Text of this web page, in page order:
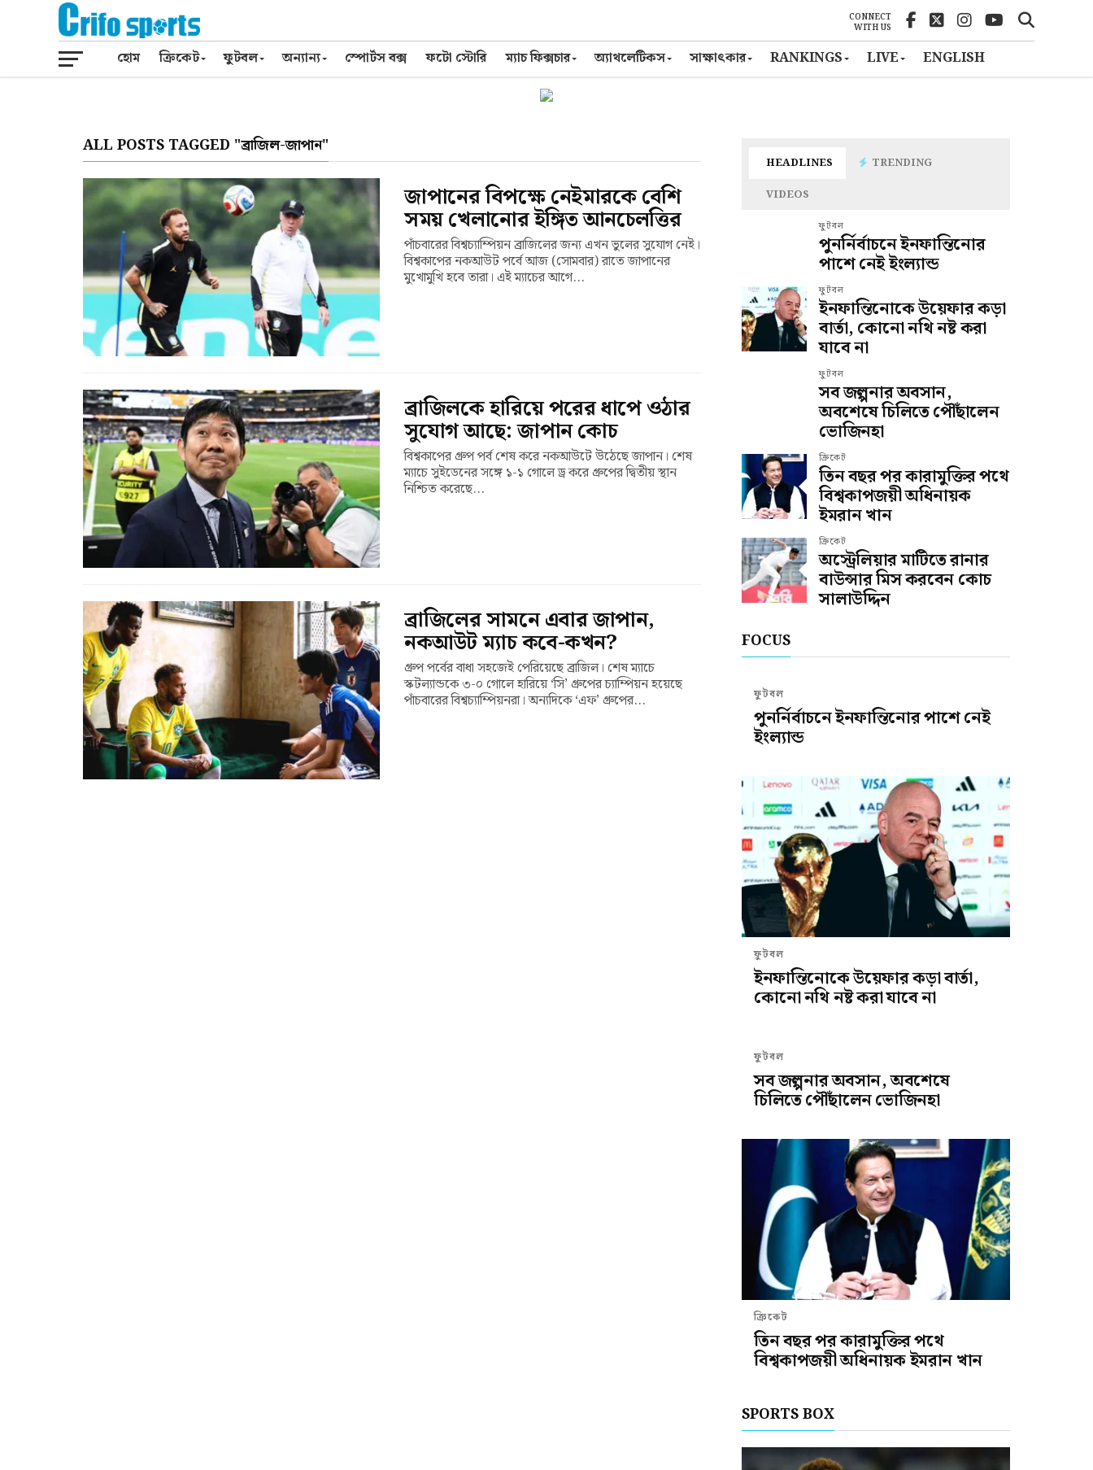
CONNECT
WITH US
হোম ক্রিকেট ফুটবল অন্যান্য স্পোর্টস বক্স ফটো স্টোরি ম্যাচ ফিক্সচার অ্যাথলেটিকস সাক্ষাৎকার RANKINGS LIVE ENGLISH
ALL POSTS TAGGED "ব্রাজিল-জাপান"
জাপানের বিপক্ষে নেইমারকে বেশি
সময় খেলানোর ইঙ্গিত আনচেলত্তির
পাঁচবারের বিশ্বচ্যাম্পিয়ন ব্রাজিলের জন্য এখন ভুলের সুযোগ নেই।
বিশ্বকাপের নকআউট পর্বে আজ (সোমবার) রাতে জাপানের
মুখোমুখি হবে তারা। এই ম্যাচের আগে...
ব্রাজিলকে হারিয়ে পরের ধাপে ওঠার
সুযোগ আছে: জাপান কোচ
বিশ্বকাপের গ্রুপ পর্ব শেষ করে নকআউটে উঠেছে জাপান। শেষ
ম্যাচে সুইডেনের সঙ্গে ১-১ গোলে ড্র করে গ্রুপের দ্বিতীয় স্থান
নিশ্চিত করেছে...
ব্রাজিলের সামনে এবার জাপান,
নকআউট ম্যাচ কবে-কখন?
গ্রুপ পর্বের বাধা সহজেই পেরিয়েছে ব্রাজিল। শেষ ম্যাচে
স্কটল্যান্ডকে ৩-০ গোলে হারিয়ে ‘সি’ গ্রুপের চ্যাম্পিয়ন হয়েছে
পাঁচবারের বিশ্বচ্যাম্পিয়নরা। অন্যদিকে ‘এফ’ গ্রুপের...
HEADLINES
TRENDING
VIDEOS
ফুটবল
পুনর্নির্বাচনে ইনফান্তিনোর
পাশে নেই ইংল্যান্ড
ফুটবল
ইনফান্তিনোকে উয়েফার কড়া
বার্তা, কোনো নথি নষ্ট করা
যাবে না
ফুটবল
সব জল্পনার অবসান,
অবশেষে চিলিতে পৌঁছালেন
ভোজিনহা
ক্রিকেট
তিন বছর পর কারামুক্তির পথে
বিশ্বকাপজয়ী অধিনায়ক
ইমরান খান
ক্রিকেট
অস্ট্রেলিয়ার মাটিতে রানার
বাউন্সার মিস করবেন কোচ
সালাউদ্দিন
FOCUS
ফুটবল
পুনর্নির্বাচনে ইনফান্তিনোর পাশে নেই
ইংল্যান্ড
ফুটবল
ইনফান্তিনোকে উয়েফার কড়া বার্তা,
কোনো নথি নষ্ট করা যাবে না
ফুটবল
সব জল্পনার অবসান, অবশেষে
চিলিতে পৌঁছালেন ভোজিনহা
ক্রিকেট
তিন বছর পর কারামুক্তির পথে
বিশ্বকাপজয়ী অধিনায়ক ইমরান খান
SPORTS BOX